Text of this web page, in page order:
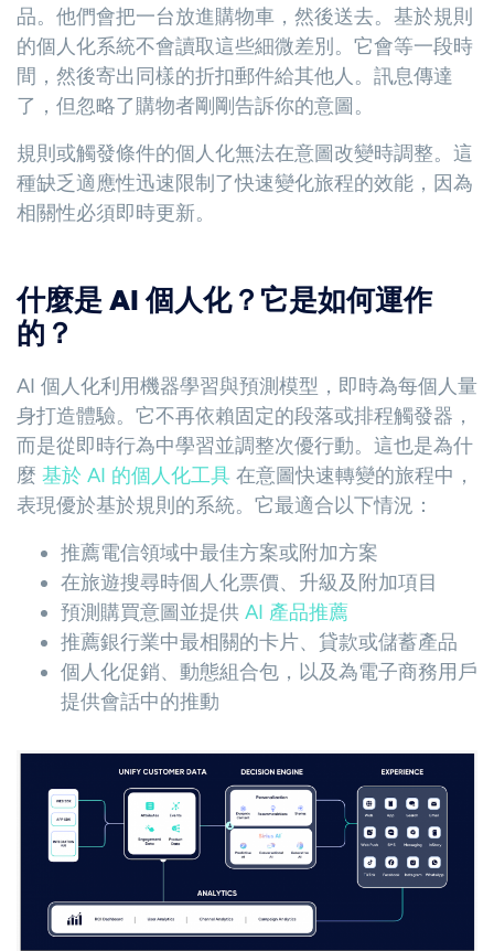
品。他們會把一台放進購物車，然後送去。基於規則
的個人化系統不會讀取這些細微差別。它會等一段時
間，然後寄出同樣的折扣郵件給其他人。訊息傳達
了，但忽略了購物者剛剛告訴你的意圖。
規則或觸發條件的個人化無法在意圖改變時調整。這
種缺乏適應性迅速限制了快速變化旅程的效能，因為
相關性必須即時更新。
什麼是 AI 個人化？它是如何運作
的？
AI 個人化利用機器學習與預測模型，即時為每個人量
身打造體驗。它不再依賴固定的段落或排程觸發器，
而是從即時行為中學習並調整次優行動。這也是為什
麼 基於 AI 的個人化工具 在意圖快速轉變的旅程中，
表現優於基於規則的系統。它最適合以下情況：
推薦電信領域中最佳方案或附加方案
在旅遊搜尋時個人化票價、升級及附加項目
預測購買意圖並提供 AI 產品推薦
推薦銀行業中最相關的卡片、貸款或儲蓄產品
個人化促銷、動態組合包，以及為電子商務用戶
提供會話中的推動